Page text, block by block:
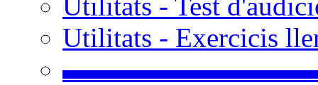
Utilitats - Exercicis